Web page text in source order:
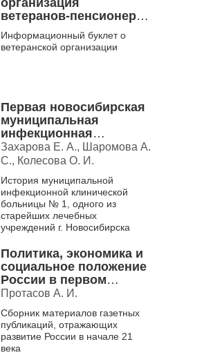
ветеранов-пенсионеров
войны, труда, военной
службы и
правоохранительных
Информационный буклет о
ветеранской организации
Первая новосибирская
муниципальная
инфекционная
клиническая больница,
1904-2004
Захарова Е. А., Шаромова А.
С., Колесова О. И.
История муниципальной
инфекционной клинической
больницы № 1, одного из
старейших лечебных
учреждений г. Новосибирска
Политика, экономика и
социальное положение
России в первом
десятилетии XXI века
Протасов А. И.
Сборник материалов газетных
публикаций, отражающих
развитие России в начале 21
века